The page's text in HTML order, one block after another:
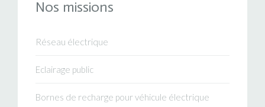
Nos missions
Réseau électrique
Eclairage public
Bornes de recharge pour véhicule électrique